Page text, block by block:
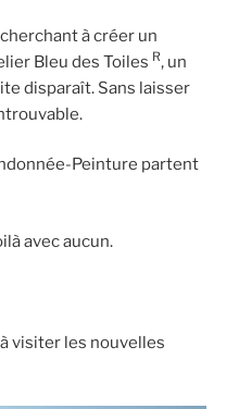
à créer un
Bleu des Toiles R, un
disparaît. Sans laisser
Peinture partent
avec aucun.
visiter les nouvelles